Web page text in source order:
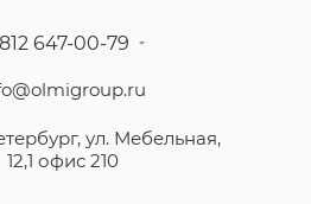
647-00-79
ул. Мебельная,
12,1 офис 210